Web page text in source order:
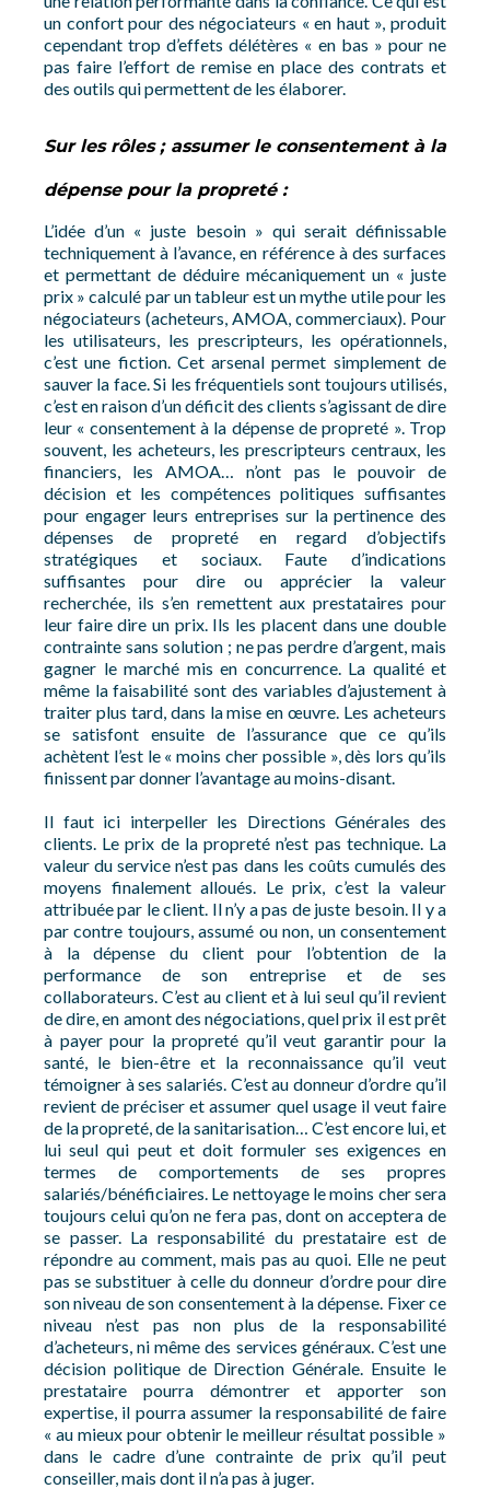
un confort pour des négociateurs « en haut », produit
cependant trop d’effets délétères « en bas » pour ne
pas faire l’effort de remise en place des contrats et
des outils qui permettent de les élaborer.
Sur les rôles ; assumer le consentement à la
dépense pour la propreté :
L’idée d’un « juste besoin » qui serait définissable
techniquement à l’avance, en référence à des surfaces
et permettant de déduire mécaniquement un « juste
prix » calculé par un tableur est un mythe utile pour les
négociateurs (acheteurs, AMOA, commerciaux). Pour
les utilisateurs, les prescripteurs, les opérationnels,
c’est une fiction. Cet arsenal permet simplement de
sauver la face. Si les fréquentiels sont toujours utilisés,
c’est en raison d’un déficit des clients s’agissant de dire
leur « consentement à la dépense de propreté ». Trop
souvent, les acheteurs, les prescripteurs centraux, les
financiers, les AMOA… n’ont pas le pouvoir de
décision et les compétences politiques suffisantes
pour engager leurs entreprises sur la pertinence des
dépenses de propreté en regard d’objectifs
stratégiques et sociaux. Faute d’indications
suffisantes pour dire ou apprécier la valeur
recherchée, ils s’en remettent aux prestataires pour
leur faire dire un prix. Ils les placent dans une double
contrainte sans solution ; ne pas perdre d’argent, mais
gagner le marché mis en concurrence. La qualité et
même la faisabilité sont des variables d’ajustement à
traiter plus tard, dans la mise en œuvre. Les acheteurs
se satisfont ensuite de l’assurance que ce qu’ils
achètent l’est le « moins cher possible », dès lors qu’ils
finissent par donner l’avantage au moins-disant.
Il faut ici interpeller les Directions Générales des
clients. Le prix de la propreté n’est pas technique. La
valeur du service n’est pas dans les coûts cumulés des
moyens finalement alloués. Le prix, c’est la valeur
attribuée par le client. Il n’y a pas de juste besoin. Il y a
par contre toujours, assumé ou non, un consentement
à la dépense du client pour l’obtention de la
performance de son entreprise et de ses
collaborateurs. C’est au client et à lui seul qu’il revient
de dire, en amont des négociations, quel prix il est prêt
à payer pour la propreté qu’il veut garantir pour la
santé, le bien-être et la reconnaissance qu’il veut
témoigner à ses salariés. C’est au donneur d’ordre qu’il
revient de préciser et assumer quel usage il veut faire
de la propreté, de la sanitarisation… C’est encore lui, et
lui seul qui peut et doit formuler ses exigences en
termes de comportements de ses propres
salariés/bénéficiaires. Le nettoyage le moins cher sera
toujours celui qu’on ne fera pas, dont on acceptera de
se passer. La responsabilité du prestataire est de
répondre au comment, mais pas au quoi. Elle ne peut
pas se substituer à celle du donneur d’ordre pour dire
son niveau de son consentement à la dépense. Fixer ce
niveau n’est pas non plus de la responsabilité
d’acheteurs, ni même des services généraux. C’est une
décision politique de Direction Générale. Ensuite le
prestataire pourra démontrer et apporter son
expertise, il pourra assumer la responsabilité de faire
« au mieux pour obtenir le meilleur résultat possible »
dans le cadre d’une contrainte de prix qu’il peut
conseiller, mais dont il n’a pas à juger.